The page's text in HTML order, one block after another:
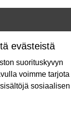
evästeistä
suorituskyvyn
voimme tarjota
sosiaalisen